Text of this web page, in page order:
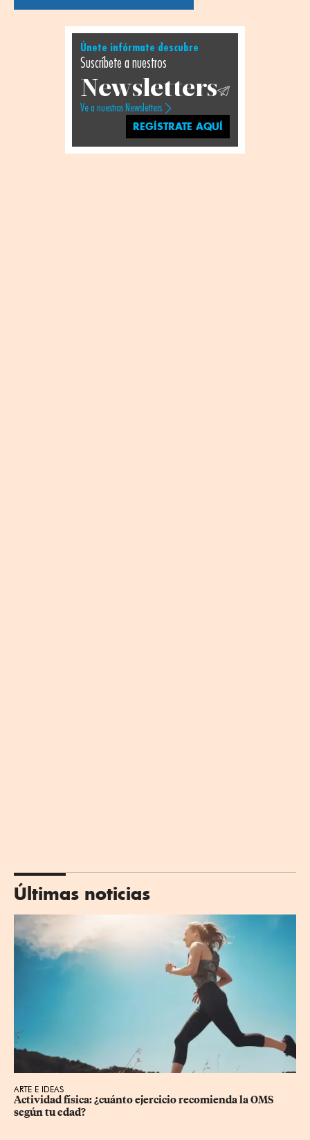
Únete infórmate descubre
Suscríbete a nuestros
Newsletters
Ve a nuestros Newsletters
REGÍSTRATE AQUÍ
Últimas noticias
ARTE E IDEAS
Actividad física: ¿cuánto ejercicio recomienda la OMS
según tu edad?